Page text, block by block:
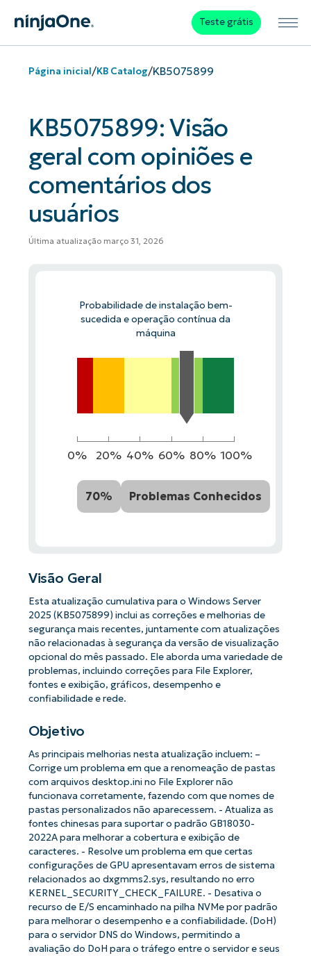
Teste grátis
Página inicial/KB Catalog/KB5075899
KB5075899: Visão
geral com opiniões e
comentários dos
usuários
Última atualização março 31, 2026
Probabilidade de instalação bem-
sucedida e operação contínua da
máquina
0% 20% 40% 60% 80% 100%
70% Problemas Conhecidos
Visão Geral
Esta atualização cumulativa para o Windows Server
2025 (KB5075899) inclui as correções e melhorias de
segurança mais recentes, juntamente com atualizações
não relacionadas à segurança da versão de visualização
opcional do mês passado. Ele aborda uma variedade de
problemas, incluindo correções para File Explorer,
fontes e exibição, gráficos, desempenho e
confiabilidade e rede.
Objetivo
As principais melhorias nesta atualização incluem: –
Corrige um problema em que a renomeação de pastas
com arquivos desktop.ini no File Explorer não
funcionava corretamente, fazendo com que nomes de
pastas personalizados não aparecessem. - Atualiza as
fontes chinesas para suportar o padrão GB18030-
2022A para melhorar a cobertura e exibição de
caracteres. - Resolve um problema em que certas
configurações de GPU apresentavam erros de sistema
relacionados ao dxgmms2.sys, resultando no erro
KERNEL_SECURITY_CHECK_FAILURE. - Desativa o
recurso de E/S encaminhado na pilha NVMe por padrão
para melhorar o desempenho e a confiabilidade. (DoH)
para o servidor DNS do Windows, permitindo a
avaliação do DoH para o tráfego entre o servidor e seus